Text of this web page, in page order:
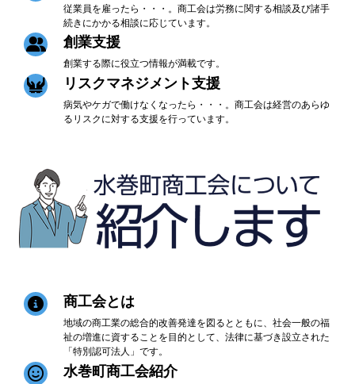
従業員を雇ったら・・・。商工会は労務に関する相談及び諸手
続きにかかる相談に応じています。
創業支援
創業する際に役立つ情報が満載です。
リスクマネジメント支援
病気やケガで働けなくなったら・・・。商工会は経営のあらゆ
るリスクに対する支援を行っています。
商工会とは
地域の商工業の総合的改善発達を図るとともに、社会一般の福
祉の増進に資することを目的として、法律に基づき設立された
「特別認可法人」です。
水巻町商工会紹介